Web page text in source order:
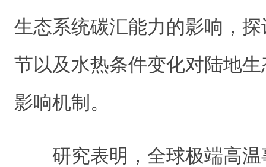
生态系统碳汇能力的影响，
节以及水热条件变化对陆地
影响机制。
研究表明，全球极端高